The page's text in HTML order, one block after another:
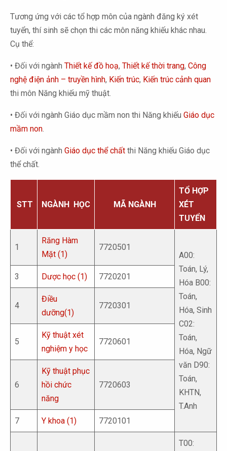
Tương ứng với các tổ hợp môn của ngành đăng ký xét
tuyển, thí sinh sẽ chọn thi các môn năng khiếu khác nhau.
Cụ thể:
• Đối với ngành Thiết kế đồ hoạ, Thiết kế thời trang, Công
nghệ điện ảnh – truyền hình, Kiến trúc, Kiến trúc cảnh quan
thi môn Năng khiếu mỹ thuật.
• Đối với ngành Giáo dục mầm non thi Năng khiếu Giáo dục
mầm non.
• Đối với ngành Giáo dục thể chất thi Năng khiếu Giáo dục
thể chất.
STT NGÀNH HỌC MÃ NGÀNH
TỔ HỢP
XÉT
TUYỂN
1
Răng Hàm
Mặt (1)
7720501
A00:
Toán, Lý,
Hóa B00:
Toán,
Hóa, Sinh
C02:
Toán,
Hóa, Ngữ
văn D90:
Toán,
KHTN,
T.Anh
3 Dược học (1) 7720201
4
Điều
dưỡng(1)
7720301
5
Kỹ thuật xét
nghiệm y học
7720601
6
Kỹ thuật phục
hồi chức
năng
7720603
7 Y khoa (1) 7720101
T00: